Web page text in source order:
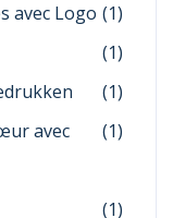
avec Logo (1)
(1)
(1)
avec
(1)
(1)